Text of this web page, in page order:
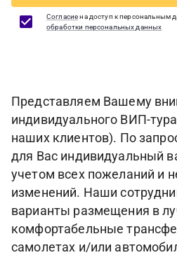
Согласиена доступ к персональным
обработки персональных данных
Представляем Вашему
индивидуального ВИП-
наших клиентов). По
для Вас индивидуальный
учетом всех пожеланий и
изменений. Наши
варианты размещения в
комфортабельные
самолетах и/или